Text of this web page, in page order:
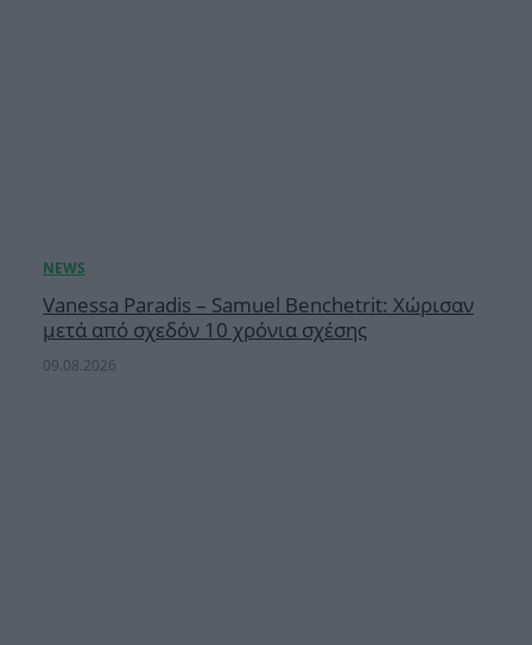
Vanessa Paradis – Samuel Benchetrit: Χώρισαν
μετά από σχεδόν 10 χρόνια σχέσης
09.08.2026